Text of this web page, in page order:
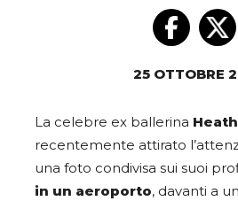
25 OTTOBRE
La celebre ex ballerina
recentemente attirato
una foto condivisa sui suoi
in un aeroporto, davanti a